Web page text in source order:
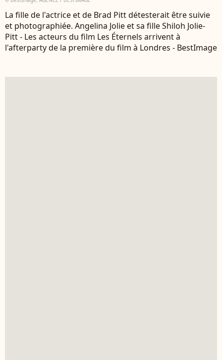
La fille de l'actrice et de Brad Pitt détesterait être suivie
et photographiée. Angelina Jolie et sa fille Shiloh Jolie-
Pitt - Les acteurs du film Les Éternels arrivent à
l'afterparty de la première du film à Londres - BestImage